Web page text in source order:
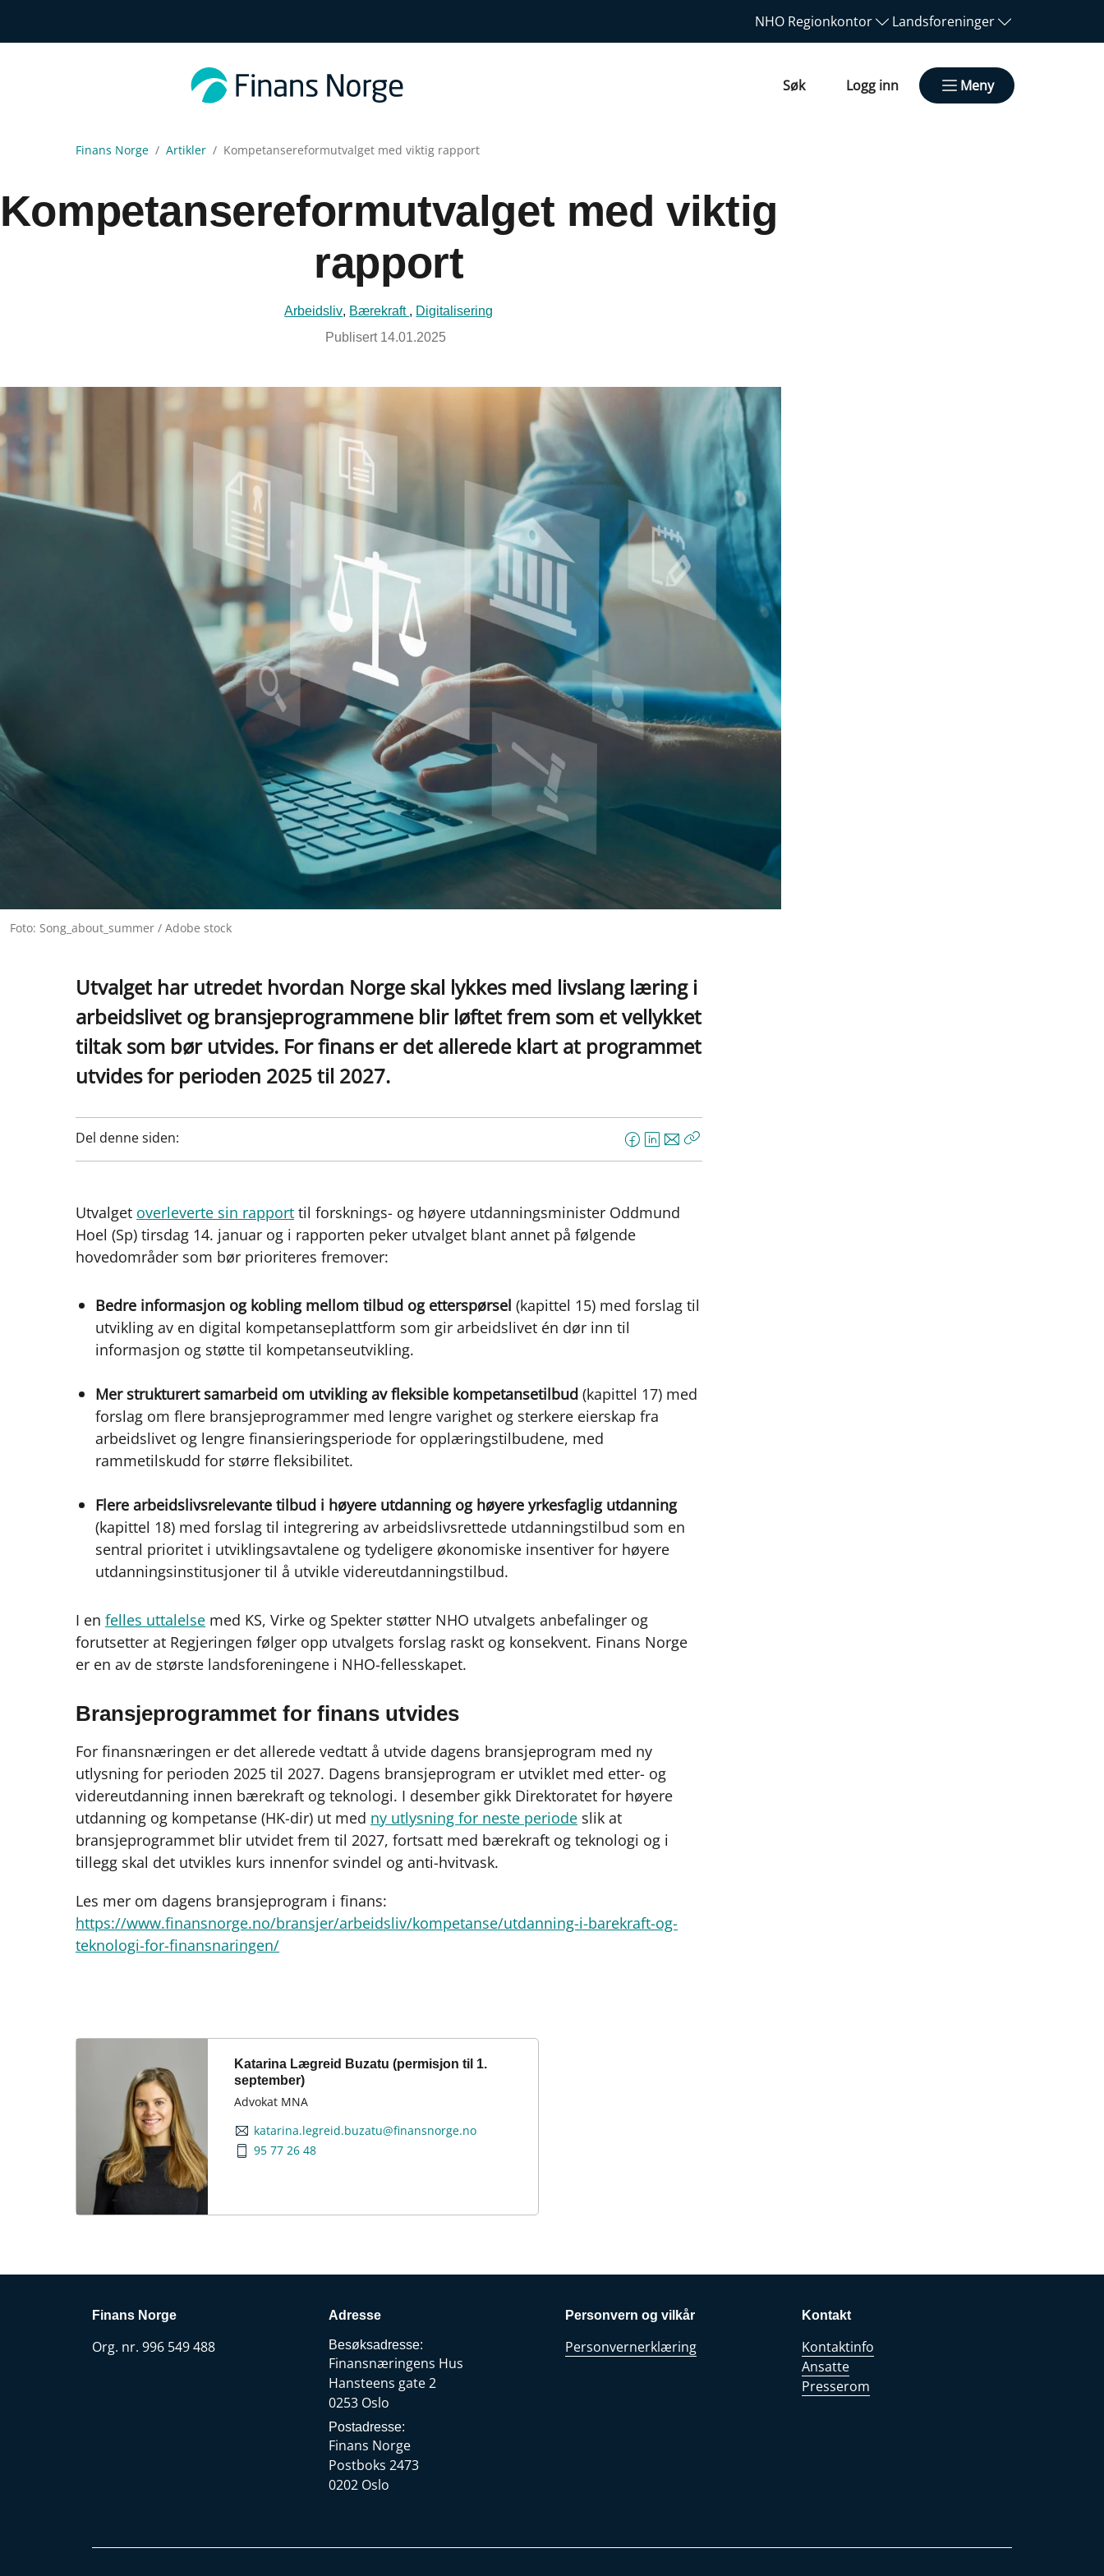
NHO Regionkontor Landsforeninger
Søk Logg inn Meny
Finans Norge Artikler Kompetansereformutvalget med viktig rapport
Kompetansereformutvalget med viktig
rapport
Arbeidsliv, Bærekraft , Digitalisering
Publisert 14.01.2025
Foto: Song_about_summer / Adobe stock
Utvalget har utredet hvordan Norge skal lykkes med livslang læring i
arbeidslivet og bransjeprogrammene blir løftet frem som et vellykket
tiltak som bør utvides. For finans er det allerede klart at programmet
utvides for perioden 2025 til 2027.
Del denne siden:
F
a
e
b
o
L
i
k
E
-
o
Kopier
Utvalget overleverte sin rapport til forsknings- og høyere utdanningsminister Oddmund
Hoel (Sp) tirsdag 14. januar og i rapporten peker utvalget blant annet på følgende
hovedområder som bør prioriteres fremover:
Bedre informasjon og kobling mellom tilbud og etterspørsel (kapittel 15) med forslag til
utvikling av en digital kompetanseplattform som gir arbeidslivet én dør inn til
informasjon og støtte til kompetanseutvikling.
Mer strukturert samarbeid om utvikling av fleksible kompetansetilbud (kapittel 17) med
forslag om flere bransjeprogrammer med lengre varighet og sterkere eierskap fra
arbeidslivet og lengre finansieringsperiode for opplæringstilbudene, med
rammetilskudd for større fleksibilitet.
Flere arbeidslivsrelevante tilbud i høyere utdanning og høyere yrkesfaglig utdanning
(kapittel 18) med forslag til integrering av arbeidslivsrettede utdanningstilbud som en
sentral prioritet i utviklingsavtalene og tydeligere økonomiske insentiver for høyere
utdanningsinstitusjoner til å utvikle videreutdanningstilbud.
I en felles uttalelse med KS, Virke og Spekter støtter NHO utvalgets anbefalinger og
forutsetter at Regjeringen følger opp utvalgets forslag raskt og konsekvent. Finans Norge
er en av de største landsforeningene i NHO-fellesskapet.
Bransjeprogrammet for finans utvides
For finansnæringen er det allerede vedtatt å utvide dagens bransjeprogram med ny
utlysning for perioden 2025 til 2027. Dagens bransjeprogram er utviklet med etter- og
videreutdanning innen bærekraft og teknologi. I desember gikk Direktoratet for høyere
utdanning og kompetanse (HK-dir) ut med ny utlysning for neste periode slik at
bransjeprogrammet blir utvidet frem til 2027, fortsatt med bærekraft og teknologi og i
tillegg skal det utvikles kurs innenfor svindel og anti-hvitvask.
Les mer om dagens bransjeprogram i finans:
https://www.finansnorge.no/bransjer/arbeidsliv/kompetanse/utdanning-i-barekraft-og-
teknologi-for-finansnaringen/
Katarina Lægreid Buzatu (permisjon til 1.
september)
Advokat MNA
katarina.legreid.buzatu@finansnorge.no
95 77 26 48
Finans Norge
Org. nr. 996 549 488
Adresse
Besøksadresse:
Finansnæringens Hus
Hansteens gate 2
0253 Oslo
Postadresse:
Finans Norge
Postboks 2473
0202 Oslo
Personvern og vilkår
Personvernerklæring
Kontakt
Kontaktinfo
Ansatte
Presserom